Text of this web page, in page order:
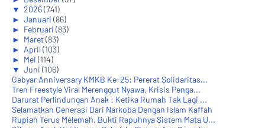
▼ 2026(741)
► Januari (86)
► Februari (83)
► Maret(83)
► April(103)
► Mei (114)
▼ Juni (106)
Gebyar Anniversary KMKB Ke-25: Pererat Solidaritas...
Tren Freestyle Viral Merenggut Nyawa, Krisis Penga...
Darurat Perlindungan Anak : Ketika Rumah Tak Lagi ...
Selamatkan Generasi Dari Narkoba Dengan Islam Kaffah
Rupiah Terus Melemah, Bukti Rapuhnya Sistem Mata U...